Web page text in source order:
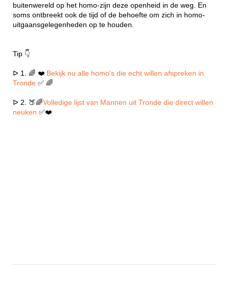
buitenwereld op het homo-zijn deze openheid in de weg. En
soms ontbreekt ook de tijd of de behoefte om zich in homo-
uitgaansgelegenheden op te houden.
Tip 👇
ᐅ 1. 🌈 ❤️ Bekijk nu alle homo's die echt willen afspreken in
Tronde ✅ 🌈
ᐅ 2. 🍑🌈Volledige lijst van Mannen uit Tronde die direct willen
neuken ✅❤️